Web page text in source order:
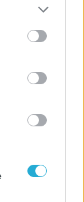
more Google
may click to
tags to
below Google